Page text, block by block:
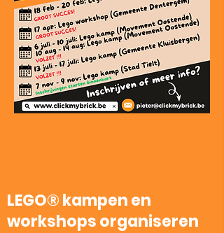
LEGO®kampen en
workshops organiseren